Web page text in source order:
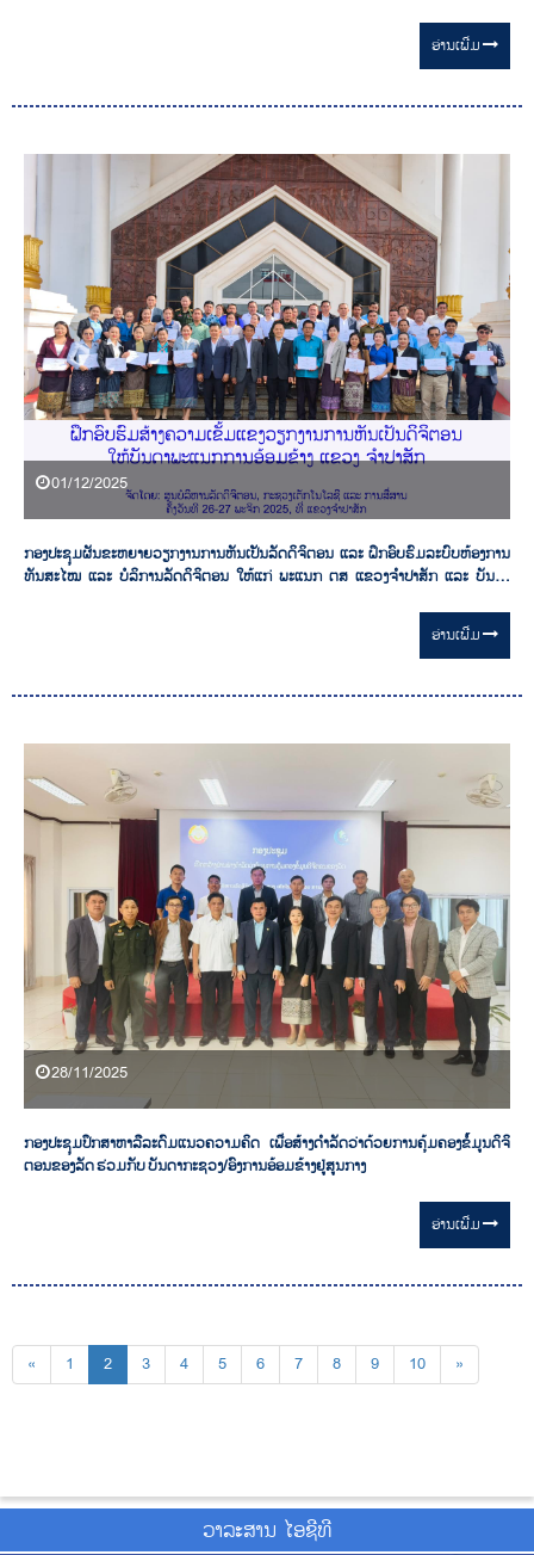
ອ່ານ​ເພີ່ມ
01/12/2025
ກອງປະຊຸມຜັນຂະຫຍາຍວຽກງານການຫັນເປັນລັດດິຈິຕອນ ແລະ ຝຶກອົບຮົມລະບົບຫ້ອງການ
ທັນສະໄໝ ແລະ ບໍລິການລັດດິຈິຕອນ ໃຫ້ແກ່ ພະແນກ ຕສ ແຂວງຈໍາປາສັກ ແລະ ບັນດາ
ອ່ານ​ເພີ່ມ
28/11/2025
ກອງປະຊຸມປຶກສາຫາລືລະດົມແນວຄວາມຄິດ ເພື່ອສ້າງດໍາລັດວ່າດ້ວຍການຄຸ້ມຄອງຂໍ້ມູນດິຈິ
ຕອນຂອງລັດ ຮ່ວມກັບ ບັນດາກະຊວງ/ອົງການອ້ອມຂ້າງຢູ່ສູນກາງ
ອ່ານ​ເພີ່ມ
« 1 2 3 4 5 6 7 8 9 10 »
ວາ​ລະ​ສານ ໄອ​ຊີ​ທີ